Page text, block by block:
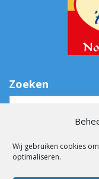
Wij gebruiken cookies
optimaliseren.
Zoeken